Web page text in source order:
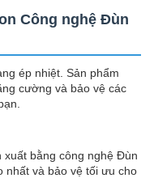
Công nghệ Đùn
ép nhiệt. Sản phẩm
cường và bảo vệ các
xuất bằng công nghệ Đùn
nhất và bảo vệ tối ưu cho